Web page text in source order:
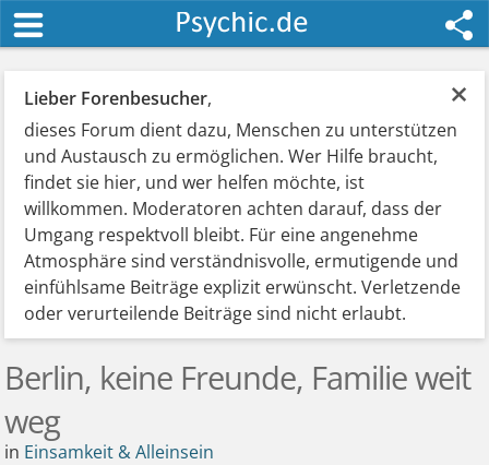
×
Lieber Forenbesucher,
dieses Forum dient dazu, Menschen zu unterstützen
und Austausch zu ermöglichen. Wer Hilfe braucht,
findet sie hier, und wer helfen möchte, ist
willkommen. Moderatoren achten darauf, dass der
Umgang respektvoll bleibt. Für eine angenehme
Atmosphäre sind verständnisvolle, ermutigende und
einfühlsame Beiträge explizit erwünscht. Verletzende
oder verurteilende Beiträge sind nicht erlaubt.
Berlin, keine Freunde, Familie weit
weg
in Einsamkeit & Alleinsein